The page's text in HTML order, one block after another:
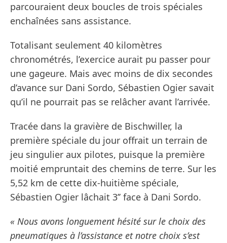
parcouraient deux boucles de trois spéciales
enchaînées sans assistance.
Totalisant seulement 40 kilomètres
chronométrés, l’exercice aurait pu passer pour
une gageure. Mais avec moins de dix secondes
d’avance sur Dani Sordo, Sébastien Ogier savait
qu’il ne pourrait pas se relâcher avant l’arrivée.
Tracée dans la gravière de Bischwiller, la
première spéciale du jour offrait un terrain de
jeu singulier aux pilotes, puisque la première
moitié empruntait des chemins de terre. Sur les
5,52 km de cette dix-huitième spéciale,
Sébastien Ogier lâchait 3’’ face à Dani Sordo.
« Nous avons longuement hésité sur le choix des
pneumatiques à l’assistance et notre choix s’est